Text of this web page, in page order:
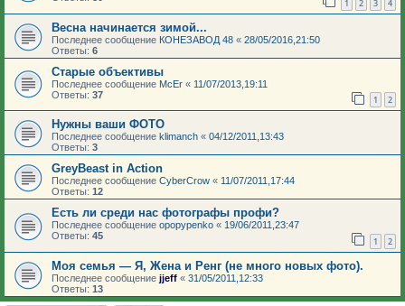
1 2 3 4
Весна начинается зимой...
Последнее сообщение КОНЕЗАВОД 48 « 28/05/2016,21:50
Ответы: 6
Старые объективы
Последнее сообщение McEr « 11/07/2013,19:11
Ответы: 37 1 2
Нужны ваши ФОТО
Последнее сообщение klimanch « 04/12/2011,13:43
Ответы: 3
GreyBeast in Action
Последнее сообщение CyberCrow « 11/07/2011,17:44
Ответы: 12
Есть ли среди нас фотографы профи?
Последнее сообщение opopypenko « 19/06/2011,23:47
Ответы: 45 1 2
Моя семья — Я, Жена и Ренг (не много новых фото).
Последнее сообщение jjeff « 31/05/2011,12:33
Ответы: 13